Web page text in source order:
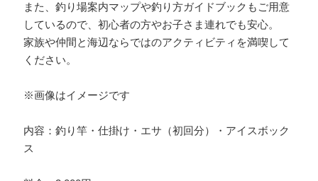
また、釣り場案内マップや釣り方ガイドブックもご用意
しているので、初心者の方やお子さま連れでも安心。
家族や仲間と海辺ならではのアクティビティを満喫して
ください。
※画像はイメージです
内容：釣り竿・仕掛け・エサ（初回分）・アイスボック
ス